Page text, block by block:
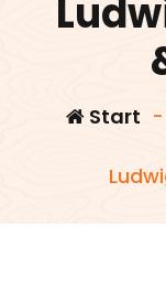
Start -